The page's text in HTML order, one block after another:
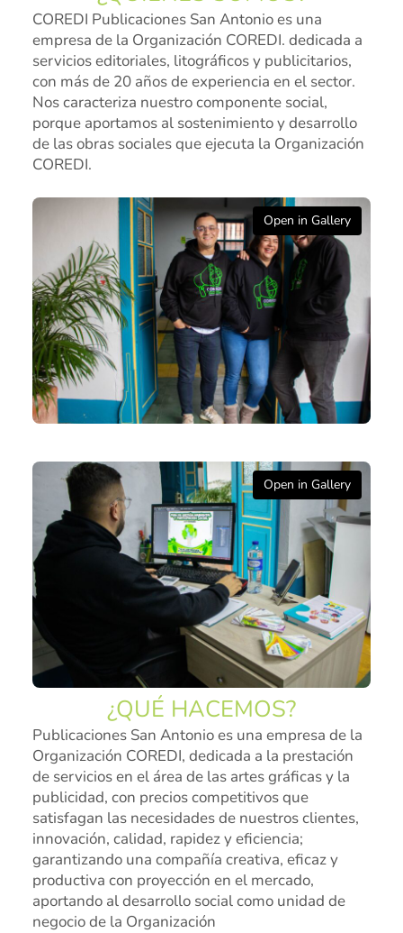
Marinilla
Rionegro
El Peñol
Investigación
Modelo de Naciones Unidas – MUN
Pagos en línea
Educación Rural
SETA
Apoyo PPPC
Educación Superior
Pastoral
Experiencias
Direccionamiento
Estratégico
Objetivos Estratégicos
Plan de Desarrollo
Innovación y Desarrollo
Grupo Empresarial
COREDI Publicaciones y
COREDI Inmobiliaria y
COREDI Bioventas
Sistemas de Gestión
Gestión de la Calidad
Gestión Humana
COREDI Publicaciones San Antonio es una
empresa de la Organización COREDI. dedicada a
servicios editoriales, litográficos y publicitarios,
con más de 20 años de experiencia en el sector.
Nos caracteriza nuestro componente social,
porque aportamos al sostenimiento y desarrollo
de las obras sociales que ejecuta la Organización
COREDI.
Open in Gallery
Open in Gallery
¿QUÉ HACEMOS?
Publicaciones San Antonio es una empresa de la
Organización COREDI, dedicada a la prestación
de servicios en el área de las artes gráficas y la
publicidad, con precios competitivos que
satisfagan las necesidades de nuestros clientes,
innovación, calidad, rapidez y eficiencia;
garantizando una compañía creativa, eficaz y
productiva con proyección en el mercado,
aportando al desarrollo social como unidad de
negocio de la Organización